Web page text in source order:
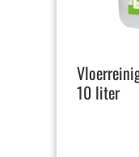
10 liter